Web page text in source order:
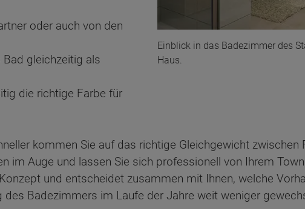
Einblick in das Badezimmer des
Haus.
oder auch von den
Bad gleichzeitig als
die richtige Farbe für
kommen Sie auf das richtige Gleichgewicht zwischen
im Auge und lassen Sie sich professionell von Ihrem
und entscheidet zusammen mit Ihnen, welche
des Badezimmers im Laufe der Jahre weit weniger